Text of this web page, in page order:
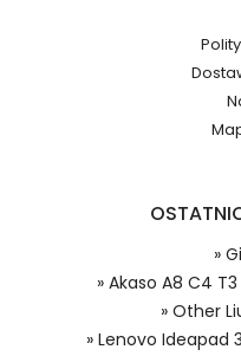
Dzięki ochronie
systemie
całkowitą
zakupiony
dotrze lub
Numer produktu
»
» Akaso A8 C4
» Other
» Lenovo Ideapad